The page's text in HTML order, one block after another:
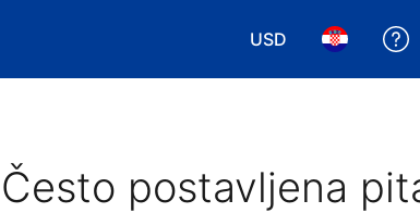
USD
Odaberite valutu.
Odaberite
Često postavljena